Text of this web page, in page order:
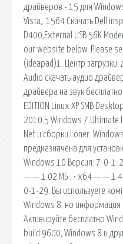
драйверов - 15 для
Vista,. 1564 Скачать Dell
D400,External USB 56K
our website below. Please
(ideapad)1. Центр загрузки:
Audio скачать аудио
драйвера на звук бесплатно
EDITION Linux XP SMB
2010.5 Windows 7 Ultimate
Net и сборки Loner.
предназначена для
Windows 10 Версия: 7-0-1-
— — 1.02 МБ ; • x64 — —
0-1-29. Вы используете
Windows 8, но информация
Активируйте бесплатно
build 9600, Windows 8 и